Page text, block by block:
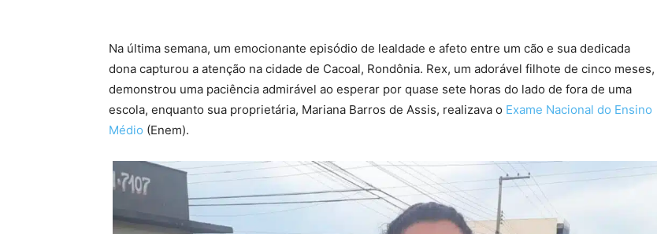
Na última semana, um emocionante episódio de lealdade e afeto entre um cão e sua dedicada
dona capturou a atenção na cidade de Cacoal, Rondônia. Rex, um adorável filhote de cinco meses,
demonstrou uma paciência admirável ao esperar por quase sete horas do lado de fora de uma
escola, enquanto sua proprietária, Mariana Barros de Assis, realizava o Exame Nacional do Ensino
Médio (Enem).